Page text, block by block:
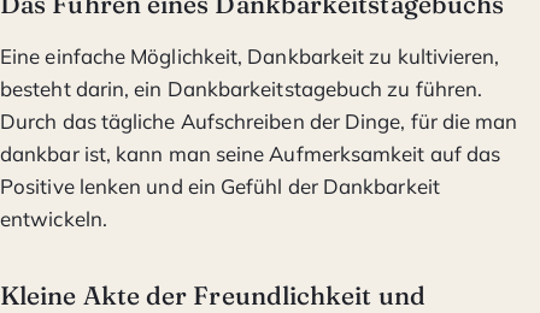
Eine einfache Möglichkeit, Dankbarkeit zu kultivieren,
besteht darin, ein Dankbarkeitstagebuch zu führen.
Durch das tägliche Aufschreiben der Dinge, für die man
dankbar ist, kann man seine Aufmerksamkeit auf das
Positive lenken und ein Gefühl der Dankbarkeit
entwickeln.
Kleine Akte der Freundlichkeit und